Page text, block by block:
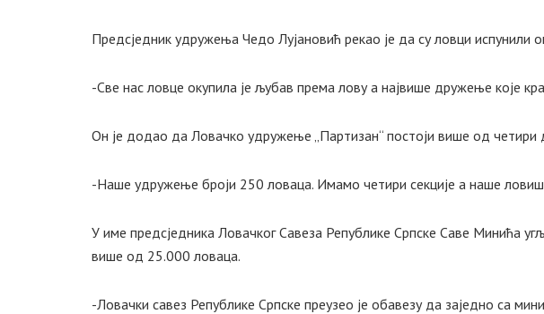
Предсједник удружења Чедо Лујановић рекао је да су ловци испунили
-Све нас ловце окупила је љубав према лову а највише дружење које
Он је додао да Ловачко удружење „Партизан“ постоји више од четири
-Наше удружење броји 250 ловаца. Имамо четири секције а наше
У име предсједника Ловачког Савеза Републике Српске Саве Минића
више од 25.000 ловаца.
-Ловачки савез Републике Српске преузео је обавезу да заједно са